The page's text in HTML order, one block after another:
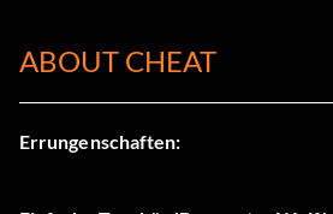
ABOUT CHEAT
Errungenschaften: